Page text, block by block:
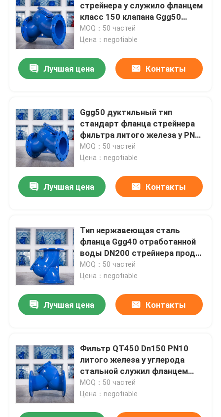
О Компании
Контакты
Продукция
Жизнерадостная запорная заслонка места
Эластичная запорная заслонка места
стрейнера y служило фланцем
класс 150 клапана Ggg50
фильтра Ss304
MOQ：50 частей
Цена：negotiable
Лучшая цена Контакты
Ggg50 дуктильный тип
стандарт фланца стрейнера
фильтра литого железа y PN16
немецкий
MOQ：50 частей
Цена：negotiable
Лучшая цена Контакты
Тип нержавеющая сталь
фланца Ggg40 отработанной
воды DN200 стрейнера продел
нитку стрейнер y
MOQ：50 частей
Цена：negotiable
Лучшая цена Контакты
Фильтр QT450 Dn150 PN10
литого железа y углерода
стальной служил фланцем
стрейнер звезды
MOQ：50 частей
Цена：negotiable